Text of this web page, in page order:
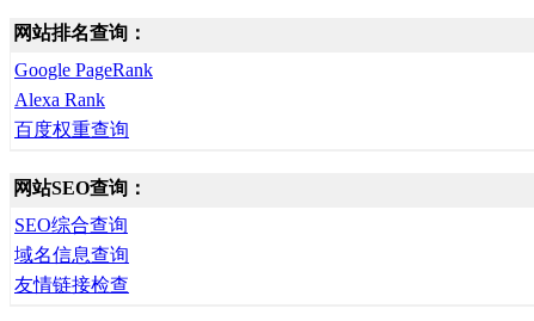
网站排名查询：
Google PageRank
Alexa Rank
百度权重查询
网站SEO查询：
SEO综合查询
域名信息查询
友情链接检查